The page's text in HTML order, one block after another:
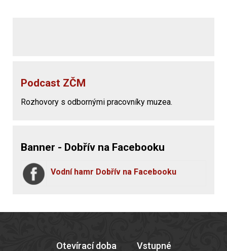
Podcast ZČM
Rozhovory s odbornými pracovníky muzea.
Banner - Dobřív na Facebooku
Vodní hamr Dobřív na Facebooku
Otevírací doba
Vstupné